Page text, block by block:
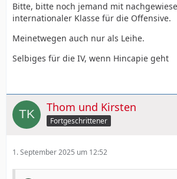
Bitte, bitte noch jemand mit
internationaler Klasse für die Offensive.
Meinetwegen auch nur als Leihe.
Selbiges für die IV, wenn Hincapie geht
Thom und Kirsten
Fortgeschrittener
1. September 2025 um 12:52